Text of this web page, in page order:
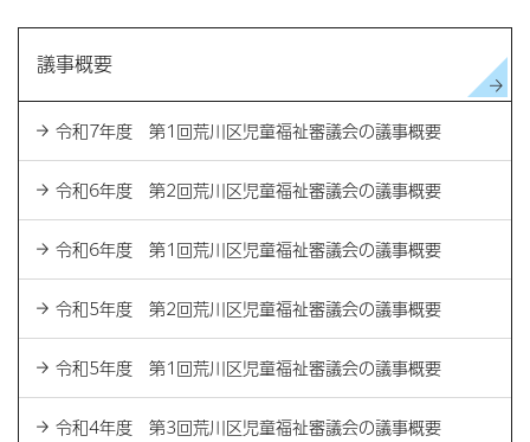
議事概要
令和7年度 第1回荒川区児童福祉審議会の議事概要
令和6年度 第2回荒川区児童福祉審議会の議事概要
令和6年度 第1回荒川区児童福祉審議会の議事概要
令和5年度 第2回荒川区児童福祉審議会の議事概要
令和5年度 第1回荒川区児童福祉審議会の議事概要
令和4年度 第3回荒川区児童福祉審議会の議事概要